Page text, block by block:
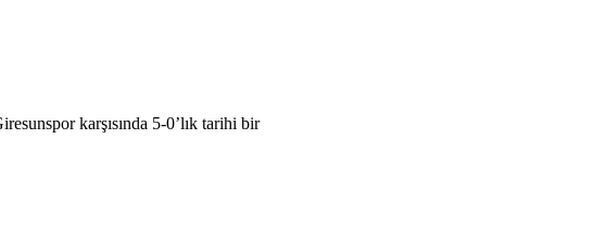
karşısında 5-0’lık tarihi bir